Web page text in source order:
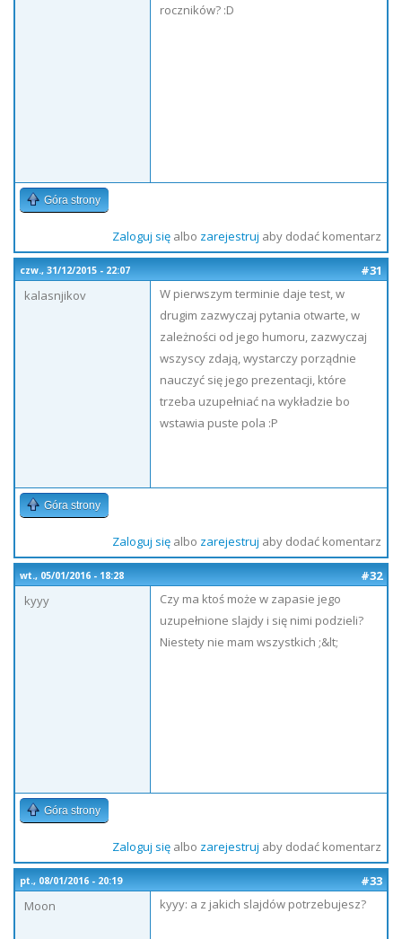
roczników? :D
Góra strony
Zaloguj sięalbo zarejestruj aby dodać komentarz
czw., 31/12/2015 - 22:07
#31
kalasnjikov
W pierwszym terminie daje test, w
drugim zazwyczaj pytania otwarte, w
zależności od jego humoru, zazwyczaj
wszyscy zdają, wystarczy porządnie
nauczyć się jego prezentacji, które
trzeba uzupełniać na wykładzie bo
wstawia puste pola :P
Góra strony
Zaloguj sięalbo zarejestruj aby dodać komentarz
wt., 05/01/2016 - 18:28
#32
kyyy
Czy ma ktoś może w zapasie jego
uzupełnione slajdy i się nimi podzieli?
Niestety nie mam wszystkich ;&lt;
Góra strony
Zaloguj sięalbo zarejestruj aby dodać komentarz
pt., 08/01/2016 - 20:19
#33
Moon
kyyy: a z jakich slajdów potrzebujesz?